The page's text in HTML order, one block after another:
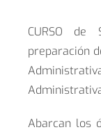
CURSO de
preparación
Abarcan los